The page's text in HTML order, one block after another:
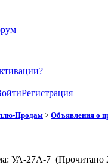
Регистрация
Продам> Объявления о
УА-27А-7 (Прочитано